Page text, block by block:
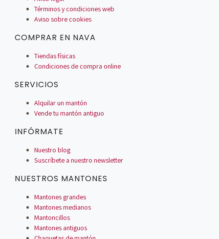
Términos y condiciones web
Aviso sobre cookies
COMPRAR EN NAVA
Tiendas físicas
Condiciones de compra online
SERVICIOS
Alquilar un mantón
Vende tu mantón antiguo
INFÓRMATE
Nuestro blog
Suscríbete a nuestro newsletter
NUESTROS MANTONES
Mantones grandes
Mantones medianos
Mantoncillos
Mantones antiguos